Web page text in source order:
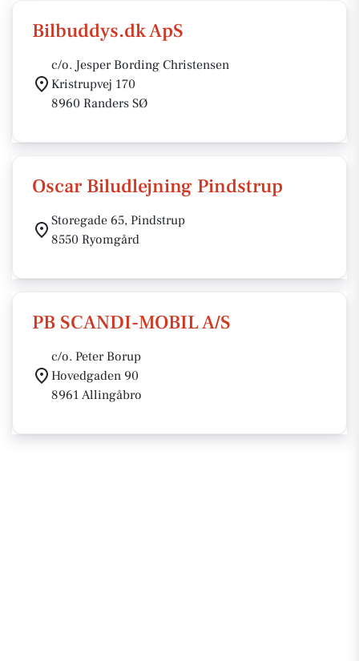
Bilbuddys.dk ApS
c/o. Jesper Bording Christensen
Kristrupvej 170
8960 Randers SØ
Oscar Biludlejning Pindstrup
Storegade 65, Pindstrup
8550 Ryomgård
PB SCANDI-MOBIL A/S
c/o. Peter Borup
Hovedgaden 90
8961 Allingåbro